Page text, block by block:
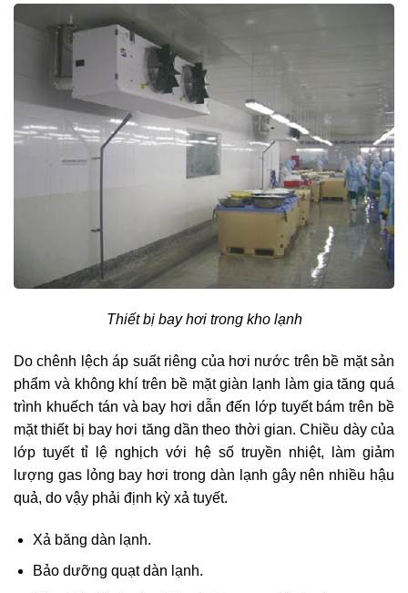
Thiết bị bay hơi trong kho lạnh
Do chênh lệch áp suất riêng của hơi nước trên bề mặt sản
phẩm và không khí trên bề mặt giàn lạnh làm gia tăng quá
trình khuếch tán và bay hơi dẫn đến lớp tuyết bám trên bề
mặt thiết bị bay hơi tăng dần theo thời gian. Chiều dày của
lớp tuyết tỉ lệ nghịch với hệ số truyền nhiệt, làm giảm
lượng gas lỏng bay hơi trong dàn lạnh gây nên nhiều hậu
quả, do vậy phải định kỳ xả tuyết.
Xả băng dàn lạnh.
Bảo dưỡng quạt dàn lạnh.